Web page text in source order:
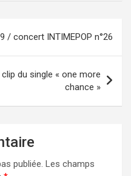
/ concert INTIMEPOP n°26
clip du single « one more
chance »
publiée. Les champs